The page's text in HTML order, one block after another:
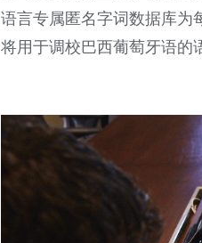
语言专属匿名字词数据库为
将用于调校巴西葡萄牙语的